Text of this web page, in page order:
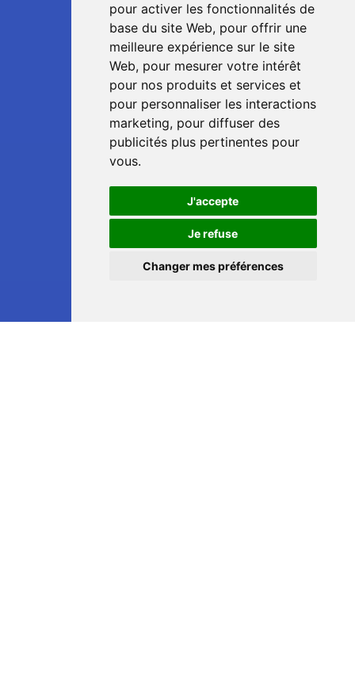
pour activer les fonctionnalités de
base du site Web, pour offrir une
meilleure expérience sur le site
Web, pour mesurer votre intérêt
pour nos produits et services et
pour personnaliser les interactions
marketing, pour diffuser des
publicités plus pertinentes pour
vous.
J'accepte
Je refuse
Changer mes préférences
📞